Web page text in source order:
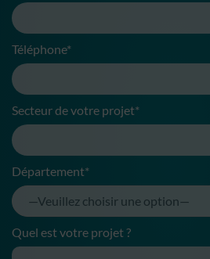
Téléphone*
Secteur de votre projet*
Département*
Quel est votre projet ?